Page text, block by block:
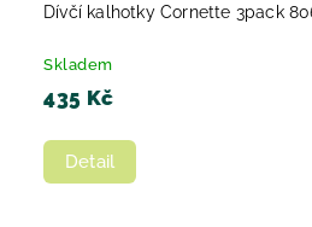
Dívčí kalhotky Cornette 3pack
Skladem
435 Kč
Detail